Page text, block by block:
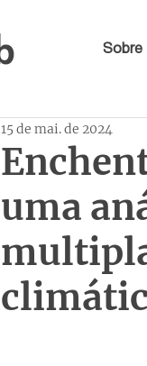
Sobre
uma
15 de mai. de 2024